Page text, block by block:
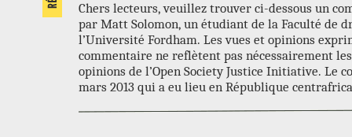
Chers lecteurs, veuillez trouver ci-dessous un
par Matt Solomon, un étudiant de la Faculté de
l’Université Fordham. Les vues et opinions
commentaire ne reflètent pas nécessairement
opinions de l’Open Society Justice Initiative. Le
mars 2013 qui a eu lieu en République